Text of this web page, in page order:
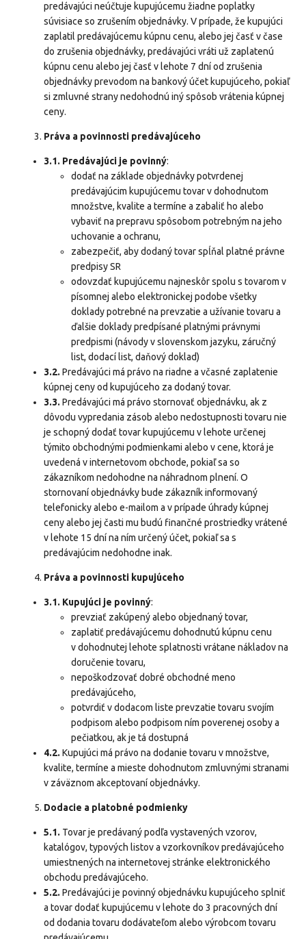
predávajúci neúčtuje kupujúcemu žiadne poplatky
súvisiace so zrušením objednávky. V prípade, že kupujúci
zaplatil predávajúcemu kúpnu cenu, alebo jej časť v čase
do zrušenia objednávky, predávajúci vráti už zaplatenú
kúpnu cenu alebo jej časť v lehote 7 dní od zrušenia
objednávky prevodom na bankový účet kupujúceho, pokiaľ
si zmluvné strany nedohodnú iný spôsob vrátenia kúpnej
ceny.
Práva a povinnosti predávajúceho
3.1. Predávajúci je povinný:
dodať na základe objednávky potvrdenej
predávajúcim kupujúcemu tovar v dohodnutom
množstve, kvalite a termíne a zabaliť ho alebo
vybaviť na prepravu spôsobom potrebným na jeho
uchovanie a ochranu,
zabezpečiť, aby dodaný tovar spĺňal platné právne
predpisy SR
odovzdať kupujúcemu najneskôr spolu s tovarom v
písomnej alebo elektronickej podobe všetky
doklady potrebné na prevzatie a užívanie tovaru a
ďalšie doklady predpísané platnými právnymi
predpismi (návody v slovenskom jazyku, záručný
list, dodací list, daňový doklad)
3.2. Predávajúci má právo na riadne a včasné zaplatenie
kúpnej ceny od kupujúceho za dodaný tovar.
3.3. Predávajúci má právo stornovať objednávku, ak z
dôvodu vypredania zásob alebo nedostupnosti tovaru nie
je schopný dodať tovar kupujúcemu v lehote určenej
týmito obchodnými podmienkami alebo v cene, ktorá je
uvedená v internetovom obchode, pokiaľ sa so
zákazníkom nedohodne na náhradnom plnení. O
stornovaní objednávky bude zákazník informovaný
telefonicky alebo e-mailom a v prípade úhrady kúpnej
ceny alebo jej časti mu budú finančné prostriedky vrátené
v lehote 15 dní na ním určený účet, pokiaľ sa s
predávajúcim nedohodne inak.
Práva a povinnosti kupujúceho
3.1. Kupujúci je povinný:
prevziať zakúpený alebo objednaný tovar,
zaplatiť predávajúcemu dohodnutú kúpnu cenu
v dohodnutej lehote splatnosti vrátane nákladov na
doručenie tovaru,
nepoškodzovať dobré obchodné meno
predávajúceho,
potvrdiť v dodacom liste prevzatie tovaru svojím
podpisom alebo podpisom ním poverenej osoby a
pečiatkou, ak je tá dostupná
4.2. Kupujúci má právo na dodanie tovaru v množstve,
kvalite, termíne a mieste dohodnutom zmluvnými stranami
v záväznom akceptovaní objednávky.
Dodacie a platobné podmienky
5.1. Tovar je predávaný podľa vystavených vzorov,
katalógov, typových listov a vzorkovníkov predávajúceho
umiestnených na internetovej stránke elektronického
obchodu predávajúceho.
5.2. Predávajúci je povinný objednávku kupujúceho splniť
a tovar dodať kupujúcemu v lehote do 3 pracovných dní
od dodania tovaru dodávateľom alebo výrobcom tovaru